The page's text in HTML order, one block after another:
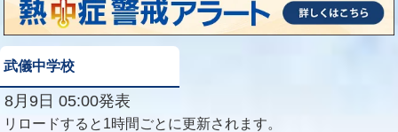
武儀中学校
8月9日 05:00発表
リロードすると1時間ごとに更新されます。